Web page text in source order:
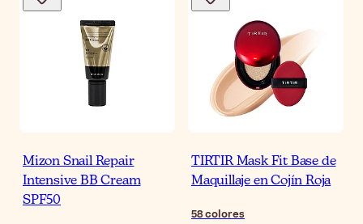
Mizon Snail Repair
Intensive BB Cream
SPF50
TIRTIR Mask Fit Base de
Maquillaje en Cojín Roja
58colores